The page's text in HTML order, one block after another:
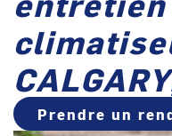
Prendre un